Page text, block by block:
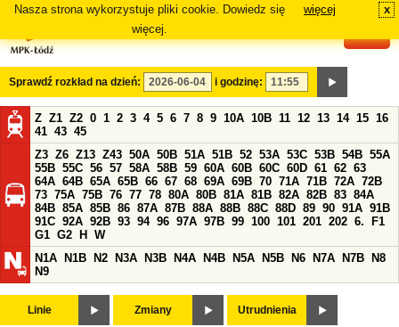
Nasza strona wykorzystuje pliki cookie. Dowiedz się
więcej.
więcej x
Sprawdź rozkład na dzień: i godzinę:
Z Z1 Z2 0 1 2 3 4 5 6 7 8 9 10A 10B 11 12 13 14 15 16
41 43 45
Z3 Z6 Z13 Z43 50A 50B 51A 51B 52 53A 53C 53B 54B 55A
55B 55C 56 57 58A 58B 59 60A 60B 60C 60D 61 62 63
64A 64B 65A 65B 66 67 68 69A 69B 70 71A 71B 72A 72B
73 75A 75B 76 77 78 80A 80B 81A 81B 82A 82B 83 84A
84B 85A 85B 86 87A 87B 88A 88B 88C 88D 89 90 91A 91B
91C 92A 92B 93 94 96 97A 97B 99 100 101 201 202 6.
F1
G1 G2 H
W
N1A
N1B N2 N3A N3B N4A N4B N5A N5B N6 N7A N7B
N8
N9
Linie Zmiany Utrudnienia